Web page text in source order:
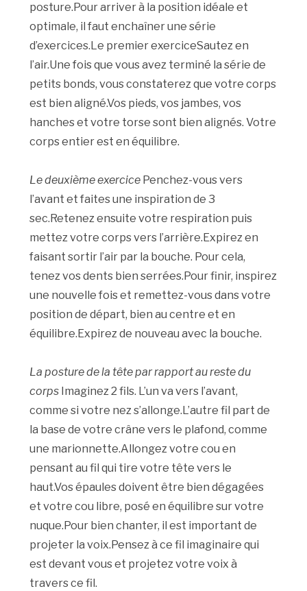
posture.Pour arriver à la position idéale et
optimale, il faut enchaîner une série
d’exercices.Le premier exerciceSautez en
l’air.Une fois que vous avez terminé la série de
petits bonds, vous constaterez que votre corps
est bien aligné.Vos pieds, vos jambes, vos
hanches et votre torse sont bien alignés. Votre
corps entier est en équilibre.
Le deuxième exercice Penchez-vous vers
l’avant et faites une inspiration de 3
sec.Retenez ensuite votre respiration puis
mettez votre corps vers l’arrière.Expirez en
faisant sortir l’air par la bouche. Pour cela,
tenez vos dents bien serrées.Pour finir, inspirez
une nouvelle fois et remettez-vous dans votre
position de départ, bien au centre et en
équilibre.Expirez de nouveau avec la bouche.
La posture de la tête par rapport au reste du
corps Imaginez 2 fils. L’un va vers l’avant,
comme si votre nez s’allonge.L’autre fil part de
la base de votre crâne vers le plafond, comme
une marionnette.Allongez votre cou en
pensant au fil qui tire votre tête vers le
haut.Vos épaules doivent être bien dégagées
et votre cou libre, posé en équilibre sur votre
nuque.Pour bien chanter, il est important de
projeter la voix.Pensez à ce fil imaginaire qui
est devant vous et projetez votre voix à
travers ce fil.